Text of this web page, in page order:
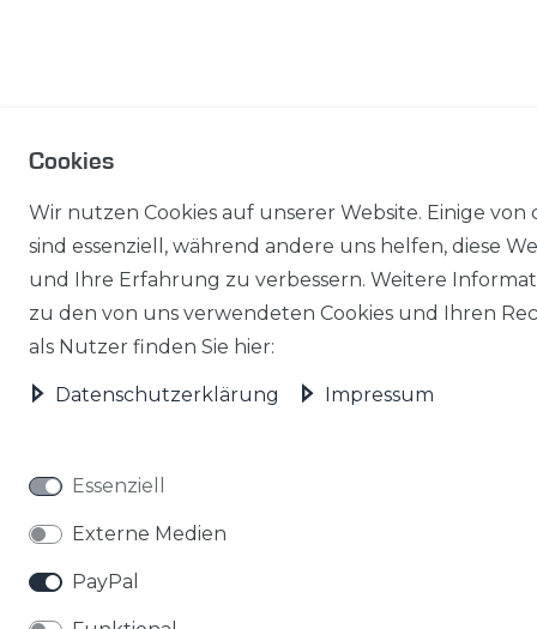
Cookies
Wir nutzen Cookies auf unserer Website. Einige von
sind essenziell, während andere uns helfen, diese
und Ihre Erfahrung zu verbessern. Weitere
zu den von uns verwendeten Cookies und Ihren
als Nutzer finden Sie hier:
Daten­schutz­erklärung Impressum
Essenziell
Externe Medien
PayPal